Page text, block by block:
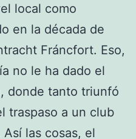
local como
en la década de
Fráncfort. Eso,
no le ha dado el
donde tanto triunfó
traspaso a un club
las cosas, el